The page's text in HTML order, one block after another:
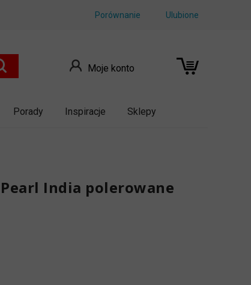
Ulubione
Porównanie
Moje konto
Porady Inspiracje Sklepy
India polerowane